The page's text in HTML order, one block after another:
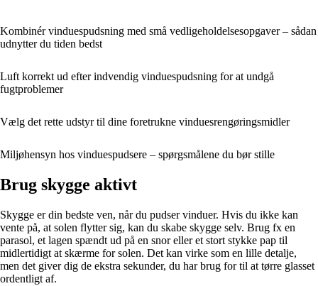
Kombinér vinduespudsning med små vedligeholdelsesopgaver – sådan
udnytter du tiden bedst
Luft korrekt ud efter indvendig vinduespudsning for at undgå
fugtproblemer
Vælg det rette udstyr til dine foretrukne vinduesrengøringsmidler
Miljøhensyn hos vinduespudsere – spørgsmålene du bør stille
Brug skygge aktivt
Skygge er din bedste ven, når du pudser vinduer. Hvis du ikke kan
vente på, at solen flytter sig, kan du skabe skygge selv. Brug fx en
parasol, et lagen spændt ud på en snor eller et stort stykke pap til
midlertidigt at skærme for solen. Det kan virke som en lille detalje,
men det giver dig de ekstra sekunder, du har brug for til at tørre glasset
ordentligt af.